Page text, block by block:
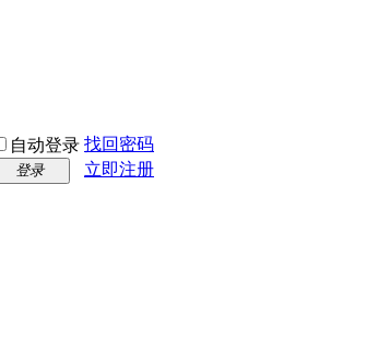
自动登录 找回密码
登录
立即注册